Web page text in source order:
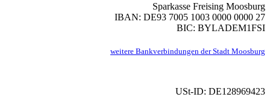
Sparkasse Freising Moosburg
IBAN: DE93 7005 1003 0000 0000 27
BIC: BYLADEM1FSI
weitere Bankverbindungen der Stadt Moosburg
USt-ID: DE128969423